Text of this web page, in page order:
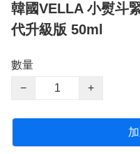
韓國VELLA 小熨斗
代升級版 50ml
數量
−
+